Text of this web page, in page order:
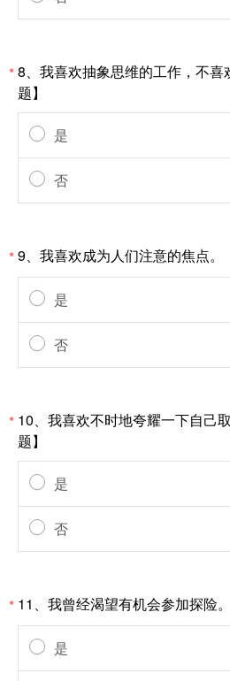
*8、我喜欢抽象思维的工作，不
题】
是
否
*9、我喜欢成为人们注意的焦点。
是
否
* 10、我喜欢不时地夸耀一下自己
题】
是
否
* 11、我曾经渴望有机会参加探险
是